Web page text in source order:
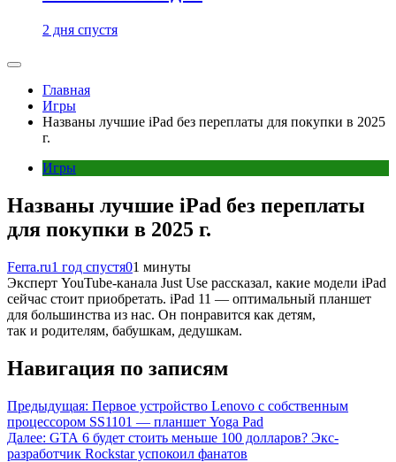
2 дня спустя
Главная
Игры
Названы лучшие iPad без переплаты для покупки в 2025
г.
Игры
Названы лучшие iPad без переплаты
для покупки в 2025 г.
Ferra.ru1 год спустя01 минуты
Эксперт YouTube-канала Just Use рассказал, какие модели iPad
сейчас стоит приобретать. iPad 11 — оптимальный планшет
для большинства из нас. Он понравится как детям,
так и родителям, бабушкам, дедушкам.
Навигация по записям
Предыдущая: Первое устройство Lenovo с собственным
процессором SS1101 — планшет Yoga Pad
Далее: GTA 6 будет стоить меньше 100 долларов? Экс-
разработчик Rockstar успокоил фанатов